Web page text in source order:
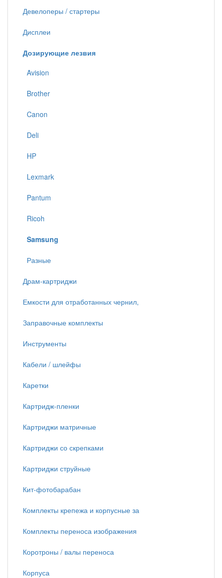
Девелоперы / стартеры
Дисплеи
Дозирующие лезвия
Avision
Brother
Canon
Deli
HP
Lexmark
Pantum
Ricoh
Samsung
Разные
Драм-картриджи
Емкости для отработанных чернил,
Заправочные комплекты
Инструменты
Кабели / шлейфы
Каретки
Картридж-пленки
Картриджи матричные
Картриджи со скрепками
Картриджи струйные
Кит-фотобарабан
Комплекты крепежа и корпусные за
Комплекты переноса изображения
Коротроны / валы переноса
Корпуса